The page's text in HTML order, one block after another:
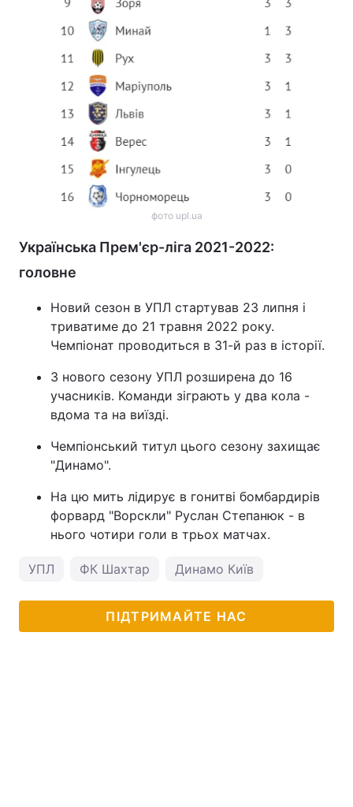
фото upl.ua
Українська Прем'єр-ліга 2021-2022:
головне
Новий сезон в УПЛ стартував 23 липня і
триватиме до 21 травня 2022 року.
Чемпіонат проводиться в 31-й раз в історії.
З нового сезону УПЛ розширена до 16
учасників. Команди зіграють у два кола -
вдома та на виїзді.
Чемпіонський титул цього сезону захищає
"Динамо".
На цю мить лідирує в гонитві бомбардирів
форвард "Ворскли" Руслан Степанюк - в
нього чотири голи в трьох матчах.
УПЛ ФК Шахтар Динамо Київ
ПІДТРИМАЙТЕ НАС